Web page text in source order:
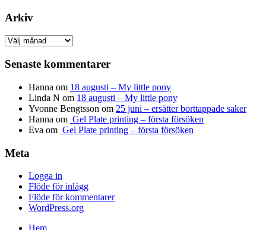
Arkiv
Arkiv
Senaste kommentarer
Hanna om 18 augusti – My little pony
Linda N om 18 augusti – My little pony
Yvonne Bengtsson om 25 juni – ersätter borttappade saker
Hanna om Gel Plate printing – första försöken
Eva om Gel Plate printing – första försöken
Meta
Logga in
Flöde för inlägg
Flöde för kommentarer
WordPress.org